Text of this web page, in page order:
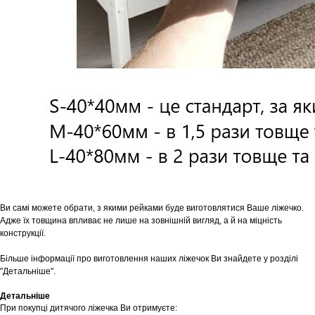
Ви самі можете обрати, з якими рейками буде виготовлятися Ваше ліжечко.
Адже їх товщина впливає не лише на зовнішній вигляд, а й на міцність
конструкції.
Більше інформації про виготовлення наших ліжечок Ви знайдете у розділі
"Детальніше".
Детальніше
При покупці дитячого ліжечка Ви отримуєте: